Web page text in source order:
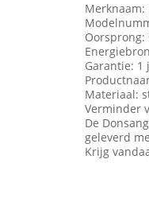
Merknaam:
Oorsprong:
Garantie: 1
Materiaal:
Verminder
De
geleverd
Krijg